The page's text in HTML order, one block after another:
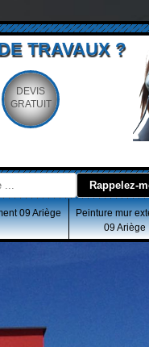
TRAVAUX ?
DEVIS
GRATUIT
09 Ariège
Peinture mur
09 Ariège